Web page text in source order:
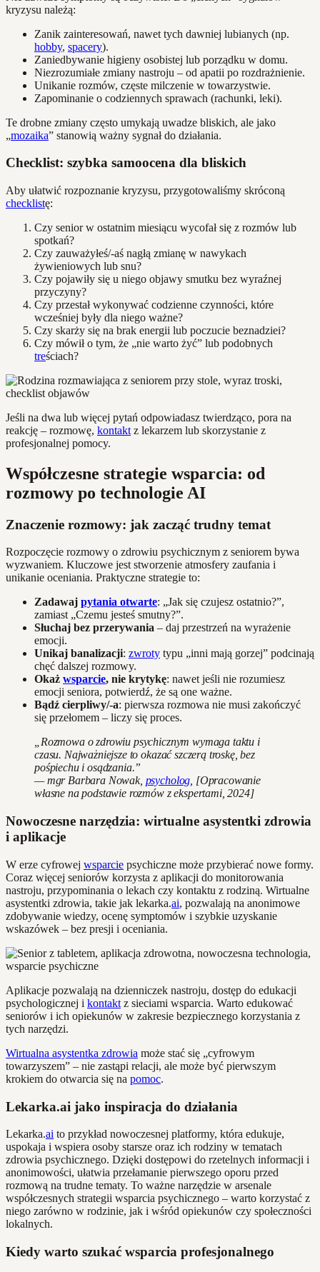
kryzysu należą:
Zanik zainteresowań, nawet tych dawniej lubianych (np.
hobby, spacery).
Zaniedbywanie higieny osobistej lub porządku w domu.
Niezrozumiałe zmiany nastroju – od apatii po rozdrażnienie.
Unikanie rozmów, częste milczenie w towarzystwie.
Zapominanie o codziennych sprawach (rachunki, leki).
Te drobne zmiany często umykają uwadze bliskich, ale jako
„mozaika” stanowią ważny sygnał do działania.
Checklist: szybka samoocena dla bliskich
Aby ułatwić rozpoznanie kryzysu, przygotowaliśmy skróconą
checklistę:
Czy senior w ostatnim miesiącu wycofał się z rozmów lub
spotkań?
Czy zauważyłeś/-aś nagłą zmianę w nawykach
żywieniowych lub snu?
Czy pojawiły się u niego objawy smutku bez wyraźnej
przyczyny?
Czy przestał wykonywać codzienne czynności, które
wcześniej były dla niego ważne?
Czy skarży się na brak energii lub poczucie beznadziei?
Czy mówił o tym, że „nie warto żyć” lub podobnych
treściach?
Jeśli na dwa lub więcej pytań odpowiadasz twierdząco, pora na
reakcję – rozmowę, kontakt z lekarzem lub skorzystanie z
profesjonalnej pomocy.
Współczesne strategie wsparcia: od
rozmowy po technologie AI
Znaczenie rozmowy: jak zacząć trudny temat
Rozpoczęcie rozmowy o zdrowiu psychicznym z seniorem bywa
wyzwaniem. Kluczowe jest stworzenie atmosfery zaufania i
unikanie oceniania. Praktyczne strategie to:
Zadawaj pytania otwarte: „Jak się czujesz ostatnio?”,
zamiast „Czemu jesteś smutny?”.
Słuchaj bez przerywania – daj przestrzeń na wyrażenie
emocji.
Unikaj banalizacji: zwroty typu „inni mają gorzej” podcinają
chęć dalszej rozmowy.
Okaż wsparcie, nie krytykę: nawet jeśli nie rozumiesz
emocji seniora, potwierdź, że są one ważne.
Bądź cierpliwy/-a: pierwsza rozmowa nie musi zakończyć
się przełomem – liczy się proces.
„Rozmowa o zdrowiu psychicznym wymaga taktu i
czasu. Najważniejsze to okazać szczerą troskę, bez
pośpiechu i osądzania.”
— mgr Barbara Nowak, psycholog, [Opracowanie
własne na podstawie rozmów z ekspertami, 2024]
Nowoczesne narzędzia: wirtualne asystentki zdrowia
i aplikacje
W erze cyfrowej wsparcie psychiczne może przybierać nowe formy.
Coraz więcej seniorów korzysta z aplikacji do monitorowania
nastroju, przypominania o lekach czy kontaktu z rodziną. Wirtualne
asystentki zdrowia, takie jak lekarka.ai, pozwalają na anonimowe
zdobywanie wiedzy, ocenę symptomów i szybkie uzyskanie
wskazówek – bez presji i oceniania.
Aplikacje pozwalają na dzienniczek nastroju, dostęp do edukacji
psychologicznej i kontakt z sieciami wsparcia. Warto edukować
seniorów i ich opiekunów w zakresie bezpiecznego korzystania z
tych narzędzi.
Wirtualna asystentka zdrowia może stać się „cyfrowym
towarzyszem” – nie zastąpi relacji, ale może być pierwszym
krokiem do otwarcia się na pomoc.
Lekarka.ai jako inspiracja do działania
Lekarka.ai to przykład nowoczesnej platformy, która edukuje,
uspokaja i wspiera osoby starsze oraz ich rodziny w tematach
zdrowia psychicznego. Dzięki dostępowi do rzetelnych informacji i
anonimowości, ułatwia przełamanie pierwszego oporu przed
rozmową na trudne tematy. To ważne narzędzie w arsenale
współczesnych strategii wsparcia psychicznego – warto korzystać z
niego zarówno w rodzinie, jak i wśród opiekunów czy społeczności
lokalnych.
Kiedy warto szukać wsparcia profesjonalnego